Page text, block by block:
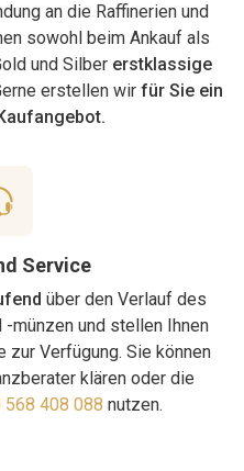
an die Raffinerien und
sowohl beim Ankauf als
und Silber erstklassige
erstellen wir für Sie ein
Service
über den Verlauf des
-münzen und stellen Ihnen
zur Verfügung. Sie können
klären oder die
568 408 088 nutzen.